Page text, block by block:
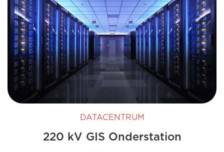
DATACENTRUM
220 kV GIS Onderstation